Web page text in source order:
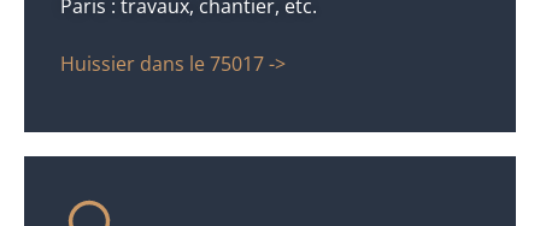
Paris : travaux, chantier, etc.
Huissier dans le 75017 ->